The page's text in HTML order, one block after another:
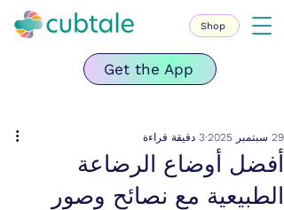
Get the App
Shop
أفضل أوضاع الرضاعة
الطبيعية مع نصائح وصور
29 سبتمبر 2025 3 دقيقة قراءة